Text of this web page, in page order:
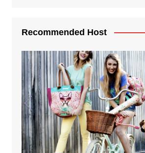
Recommended Host